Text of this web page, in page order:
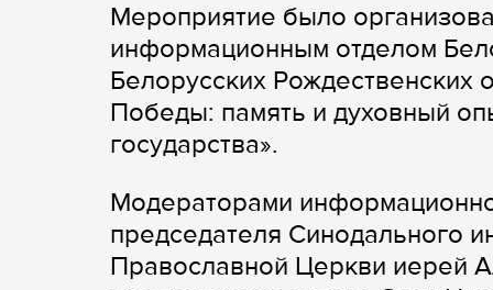
Мероприятие было
информационным отделом
Белорусских Рождественских
Победы: память и духовный
государства».
Модераторами
председателя Синодального
Православной Церкви иерей